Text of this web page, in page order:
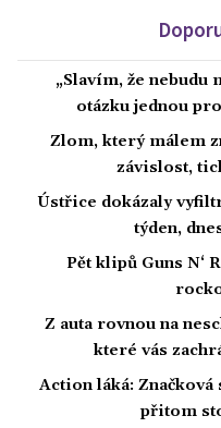
„Slavím, že nebudu
otázku jednou
Zlom, který málem
závislost,
Ústřice dokázaly
týden,
Pět klipů Guns N‘
Z auta rovnou na
které vás
Action láká: Značková
přitom